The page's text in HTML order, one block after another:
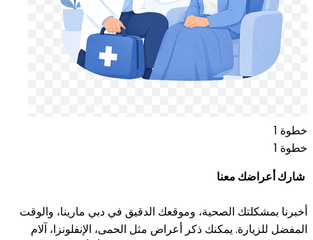
خطوة 1
خطوة 1
شارك أعراضك معنا
أخبرنا بمشكلتك الصحية، وموقعك الدقيق في دبي مارينا، والوقت
المفضل للزيارة. يمكنك ذكر أعراض مثل الحمى، الإنفلونزا، آلام